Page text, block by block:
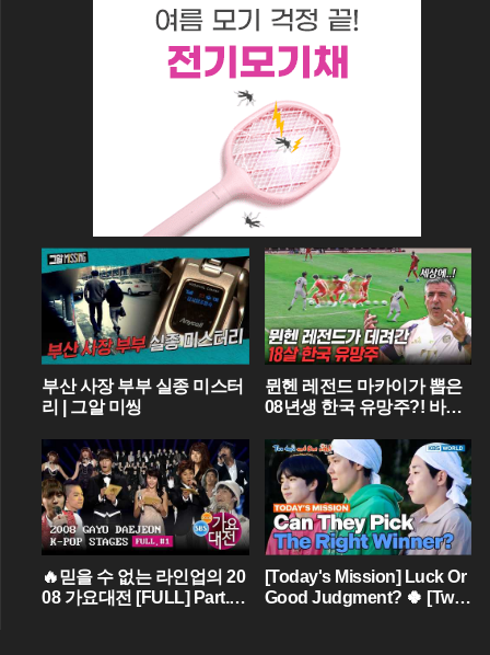
부산 사장 부부 실종 미스터
리 | 그알 미씽
뮌헨 레전드 마카이가 뽑은
08년생 한국 유망주?! 바이
4명이라니...
🔥믿을 수 없는 라인업의 20
08 가요대전 [FULL] Part.01
[Today's Mission] Luck Or
Good Judgment? 🍀 [Two